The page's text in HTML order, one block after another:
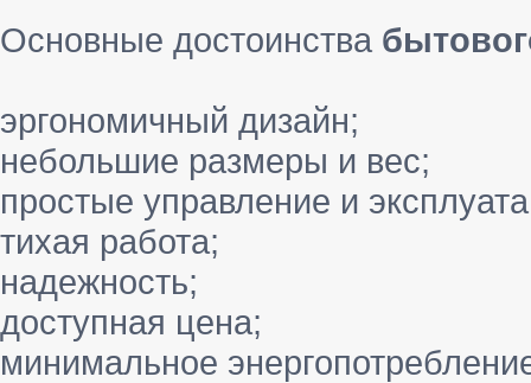
Основные достоинства
эргономичный дизайн;
небольшие размеры и вес;
простые управление и
тихая работа;
надежность;
доступная цена;
минимальное